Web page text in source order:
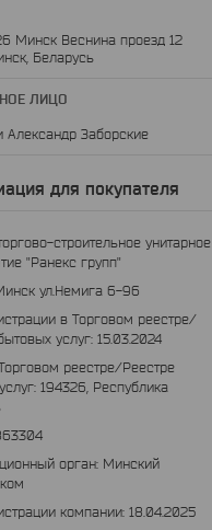
Минск Веснина проезд 12
Беларусь
Александр Заборские
для покупателя
строительное унитарное
"Ранекс групп"
ул.Немига 6-96
в Торговом реестре/
услуг: 15.03.2024
реестре/Реестре
194326, Республика
орган: Минский
компании: 18.04.2025